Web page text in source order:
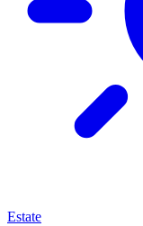
Estate